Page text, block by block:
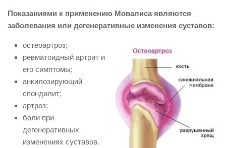
Показаниями к применению Мовалиса являются
заболевания или дегенеративные изменения суставов:
остеоартроз;
ревматоидный артрит и
его симптомы;
анкилозирующий
спондилит;
артроз;
боли при
дегенеративных
изменениях суставов.